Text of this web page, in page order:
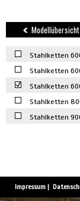
Modellübersicht
Stahlketten
Stahlketten
Stahlketten
Stahlketten
Stahlketten
Impressum |